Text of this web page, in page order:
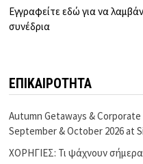
Εγγραφείτε εδώ για να
συνέδρια
ΕΠΙΚΑΙΡΟΤΗΤΑ
Autumn Getaways &
September & October 2026 at
ΧΟΡΗΓΙΕΣ: Τι ψάχνουν σήμερα